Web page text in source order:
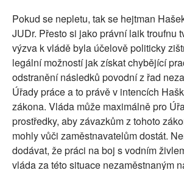
Pokud se nepletu, tak se hejtman
JUDr. Přesto si jako právní laik troufnu
výzva k vládě byla účelově politicky
legální možností jak získat chybějící
odstranění následků povodní z řad
Úřady práce a to právě v intencích
zákona. Vláda může maximálně pro
prostředky, aby závazkům z tohoto
mohly vůči zaměstnavatelům dostát.
dodávat, že práci na boj s vodním
vláda za této situace nezaměstnaným